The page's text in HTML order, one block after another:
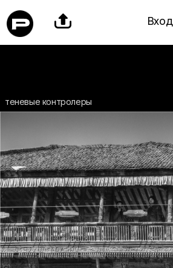
 Вход
теневые контролеры